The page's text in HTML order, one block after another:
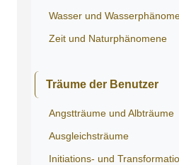
Wasser und
Zeit und Naturphänomene
Träume der Benutzer
Angstträume und Albträume
Ausgleichsträume
Initiations- und